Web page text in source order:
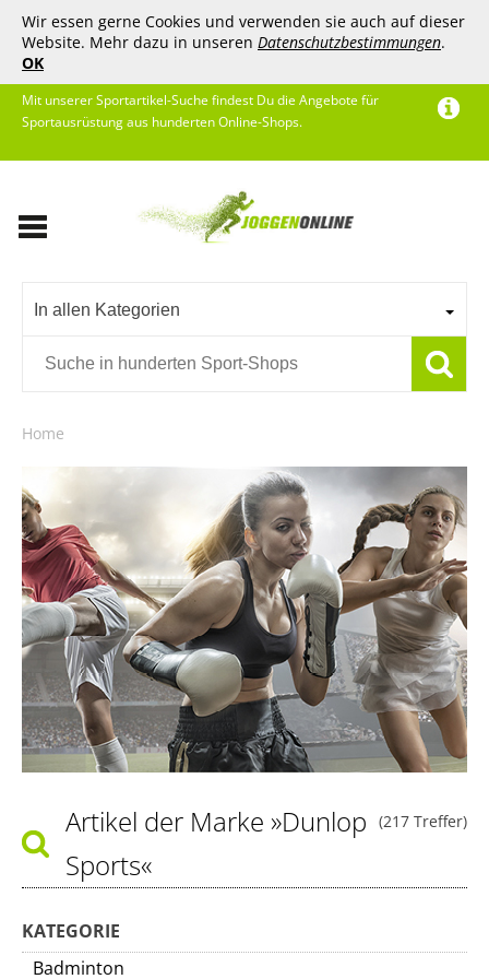
Wir essen gerne Cookies und verwenden sie auch auf dieser
Website. Mehr dazu in unseren Datenschutzbestimmungen.
OK
Mit unserer Sportartikel-Suche findest Du die Angebote für
Sportausrüstung aus hunderten Online-Shops.
In allen Kategorien
Home
(217 Treffer)
Artikel der Marke »Dunlop
Sports«
KATEGORIE
Badminton